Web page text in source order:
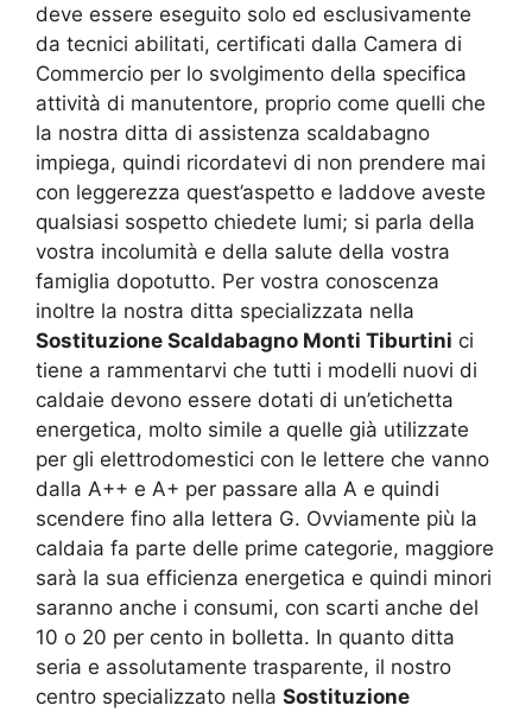
deve essere eseguito solo ed esclusivamente
da tecnici abilitati, certificati dalla Camera di
Commercio per lo svolgimento della specifica
attività di manutentore, proprio come quelli che
la nostra ditta di assistenza scaldabagno
impiega, quindi ricordatevi di non prendere mai
con leggerezza quest’aspetto e laddove aveste
qualsiasi sospetto chiedete lumi; si parla della
vostra incolumità e della salute della vostra
famiglia dopotutto. Per vostra conoscenza
inoltre la nostra ditta specializzata nella
Sostituzione Scaldabagno Monti Tiburtini ci
tiene a rammentarvi che tutti i modelli nuovi di
caldaie devono essere dotati di un’etichetta
energetica, molto simile a quelle già utilizzate
per gli elettrodomestici con le lettere che vanno
dalla A++ e A+ per passare alla A e quindi
scendere fino alla lettera G. Ovviamente più la
caldaia fa parte delle prime categorie, maggiore
sarà la sua efficienza energetica e quindi minori
saranno anche i consumi, con scarti anche del
10 o 20 per cento in bolletta. In quanto ditta
seria e assolutamente trasparente, il nostro
centro specializzato nella Sostituzione